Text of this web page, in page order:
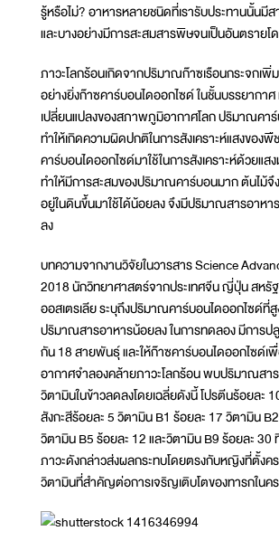
รู้หรือไม่? อาหารหลายชนิดที่เรารับประทานนั้นมี
และบางอย่างมีการสะสมสารพิษจนเป็นอันตรายโ
ภาวะโลกร้อนเกิดจากปริมาณก๊าซเรือนกระจกเพิ่
อย่างยิ่งก๊าซคาร์บอนไดออกไซด์ ในชั้นบรรยากา
เปลี่ยนแปลงของสภาพภูมิอากาศโลก ปริมาณคา
ทำให้เกิดความผิดปกติในการสังเคราะห์แสงของ
คาร์บอนไดออกไซด์มาใช้ในการสังเคราะห์ด้วยแ
ทำให้มีการสะสมของปริมาณคาร์บอนมาก ต้นไม้จึ
อยู่ในดินขึ้นมาใช้ได้น้อยลง จึงมีปริมาณสารอาหา
ลง
บทความจากงานวิจัยในวารสาร Science
2018 นักวิทยาศาสตร์จากประเทศจีน ญี่ปุ่น สหรัฐ
ออสเตรเลีย ระบุถึงปริมาณคาร์บอนไดออกไซด์ที่
ปริมาณสารอาหารน้อยลง ในการทดลอง มีการป
กัน 18 สายพันธุ์ และให้ก๊าซคาร์บอนไดออกไซด์
อากาศจำลองคล้ายภาวะโลกร้อน พบปริมาณสา
วิตามินในข้าวลดลงโดยเฉลี่ยดังนี้ โปรตีนร้อยละ
สังกะสีร้อยละ 5 วิตามิน B1 ร้อยละ 17 วิตามิน
วิตามิน B5 ร้อยละ 12 และวิตามิน B9 ร้อยละ
ภาวะดังกล่าวส่งผลกระทบโดยตรงกับหญิงที่ตั้งคร
วิตามินที่สำคัญต่อการเจริญเติบโตของทารกในค